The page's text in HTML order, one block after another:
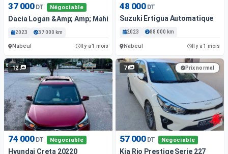
37 000 DT Négociable
Dacia Logan &Amp; Amp; Mahindra Xuv300
2023 37 000 km
Nabeul Il y a 1 mois
48 000 DT
Suzuki Ertigua Automatique
2023 88 000 km
Nabeul Il y a 1 mois
12
74 000 DT Négociable
Hyundai Creta 20220
7 Prix normal
57 000 DT Négociable
Kia Rio Prestige Serie 227